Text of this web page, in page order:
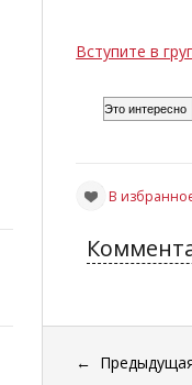
Вступите в
Это интересно
В
←